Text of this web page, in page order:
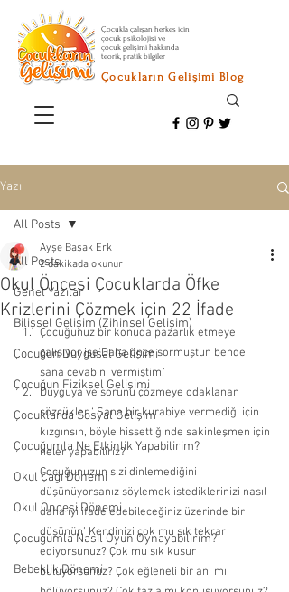
Çocukla çalışan herkes için
çocuk psikolojisi ve
çocuk gelişimi hakkında
teorik, pratik bilgiler
Çocukların Gelişimi Blog
Yazı
All Posts
Genel Yazılar
Bilişsel Gelişim (Zihinsel Gelişim)
Çocuğun Duygusal Gelişimi
Çocuğun Fiziksel Gelişimi
Çocuklarda Sosyal Gelişim
Çocuğumla Ne Etkinlik Yapabilirim?
Okul Çağı Dönemi
Okul Öncesi Dönemi
Çocuğumla Nasıl Oyun Oynayabilirim?
Bebeklik Dönemi
All Posts
Okul Öncesi Çocuklarda Öfke
Krizlerini Çözmek için 22 İfade
Ayşe Başak Erk
2 dakikada okunur
Çocuğunuz bir konuda pazarlık etmeye
çalışıyor ise‘Daha önce sormuştun bende
sana cevabını vermiştim.’
Duyguya ve sorunu çözmeye odaklanan
sözcükler ‘ Sana bir kurabiye vermediği için
kızgınsın, böyle hissettiğinde sakinleşmen için
neler yapabiliriz?
Çocuğunuzun sizi dinlemediğini
düşünüyorsanız söylemek istediklerinizi nasıl
daha iyi ifade edebileceğiniz üzerinde bir
düşünün’ Kendinizi çok mu sık tekrar
ediyorsunuz? Çok mu sık kusur
buluyorsunuz? Çok eğleneli bir anı mı